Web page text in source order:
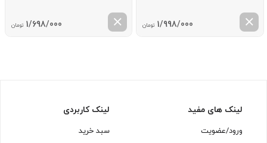
1/998/000 تومان 1/698/000 تومان
لینک های مفید
ورود/عضویت
لینک کاربردی
سبد خرید